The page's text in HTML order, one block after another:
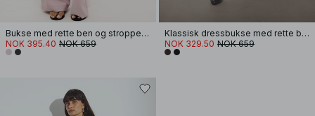
Bukse med rette ben og stroppedetaljer
NOK 395.40 NOK 659
Klassisk dressbukse med rette ben
NOK 329.50 NOK 659